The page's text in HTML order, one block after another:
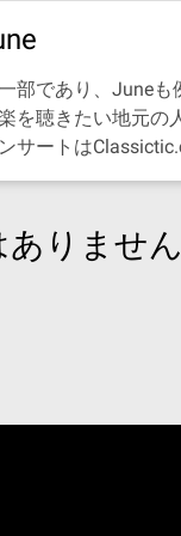
部であり、June
聴きたい地元
ートは
りません